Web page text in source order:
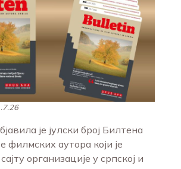
је јулски број Билтена
филмских аутора који је
организације у српској и